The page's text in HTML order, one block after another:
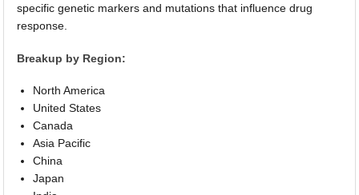
specific genetic markers and mutations that influence drug
response.
Breakup by Region:
North America
United States
Canada
Asia Pacific
China
Japan